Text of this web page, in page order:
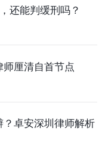
还能判缓刑吗？
厘清自首节点
卓安深圳律师解析